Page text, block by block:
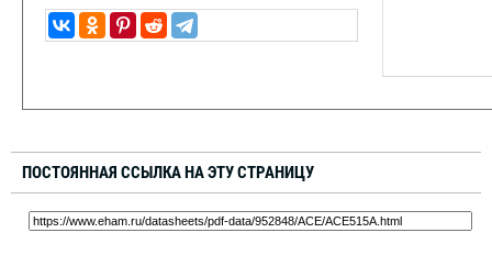
ПОСТОЯННАЯ ССЫЛКА НА ЭТУ СТРАНИЦУ